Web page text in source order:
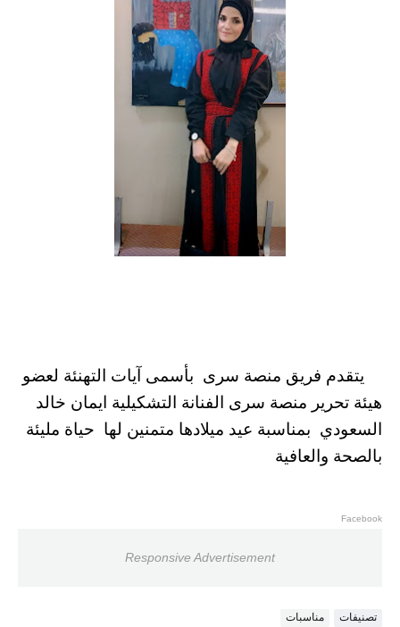
يتقدم فريق منصة سرى بأسمى آيات التهنئة لعضو
هيئة تحرير منصة سرى الفنانة التشكيلية ايمان خالد
السعودي بمناسبة عيد ميلادها متمنين لها حياة مليئة
بالصحة والعافية
Facebook
Responsive Advertisement
تصنيفات مناسبات